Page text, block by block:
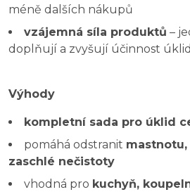
méně dalších nákupů
vzájemná síla produktů –
doplňují a zvyšují účinnost
Výhody
kompletní sada pro úklid
pomáhá odstranit
zaschlé nečistoty
vhodná pro kuchyň,